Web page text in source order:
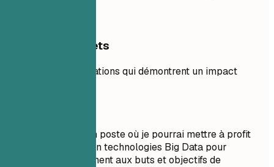
Exemples concrets
Soulignez les réalisations qui démontrent un impact
Objectif : Obtenir un poste où je pourrai mettre à profit
mes compétences en technologies Big Data pour
contribuer positivement aux buts et objectifs de